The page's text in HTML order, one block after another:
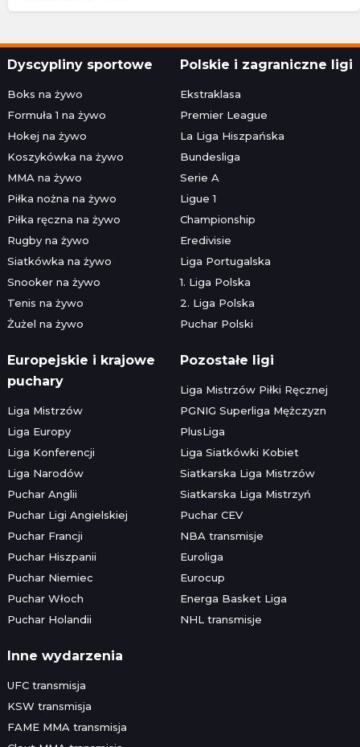
Dyscypliny sportowe
Boks na żywo
Formuła 1 na żywo
Hokej na żywo
Koszykówka na żywo
MMA na żywo
Piłka nożna na żywo
Piłka ręczna na żywo
Rugby na żywo
Siatkówka na żywo
Snooker na żywo
Tenis na żywo
Żużel na żywo
Polskie i zagraniczne ligi
Ekstraklasa
Premier League
La Liga Hiszpańska
Bundesliga
Serie A
Ligue 1
Championship
Eredivisie
Liga Portugalska
1. Liga Polska
2. Liga Polska
Puchar Polski
Europejskie i krajowe
puchary
Liga Mistrzów
Liga Europy
Liga Konferencji
Liga Narodów
Puchar Anglii
Puchar Ligi Angielskiej
Puchar Francji
Puchar Hiszpanii
Puchar Niemiec
Puchar Włoch
Puchar Holandii
Pozostałe ligi
Liga Mistrzów Piłki Ręcznej
PGNIG Superliga Mężczyzn
PlusLiga
Liga Siatkówki Kobiet
Siatkarska Liga Mistrzów
Siatkarska Liga Mistrzyń
Puchar CEV
NBA transmisje
Euroliga
Eurocup
Energa Basket Liga
NHL transmisje
Inne wydarzenia
UFC transmisja
KSW transmisja
FAME MMA transmisja